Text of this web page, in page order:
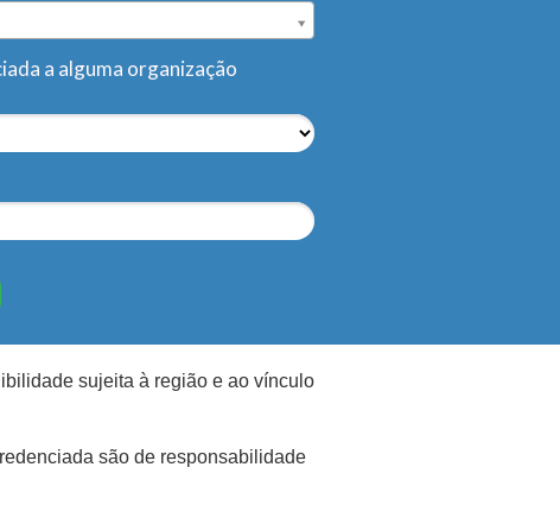
a alguma organização
sujeita à região e ao vínculo
são de responsabilidade